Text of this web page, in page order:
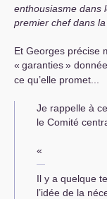
enthousiasme dans
premier chef dans
Et Georges précise
« garanties»
ce qu’elle promet...
Je rappelle à
le Comité
«
Il y a quelque
l’idée de la